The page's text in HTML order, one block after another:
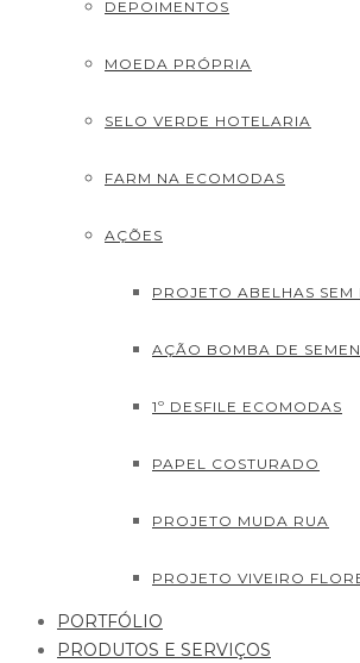
DEPOIMENTOS
MOEDA PRÓPRIA
SELO VERDE HOTELARIA
FARM NA ECOMODAS
AÇÕES
PROJETO ABELHAS SEM
AÇÃO BOMBA DE
1º DESFILE ECOMODAS
PAPEL COSTURADO
PROJETO MUDA RUA
PROJETO VIVEIRO
PORTFÓLIO
PRODUTOS E SERVIÇOS